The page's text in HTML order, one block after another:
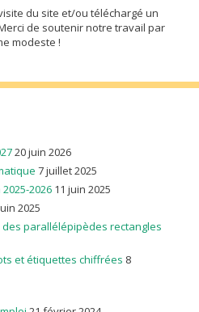
du site et/ou téléchargé un
de soutenir notre travail par
modeste !
20 juin 2026
7 juillet 2025
2026 11 juin 2025
2025
parallélépipèdes rectangles
et étiquettes chiffrées 8